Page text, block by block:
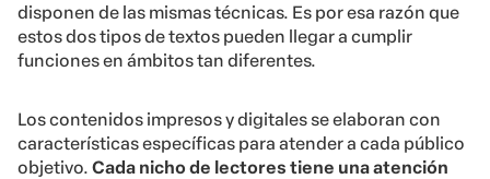
disponen de las mismas técnicas. Es por esa razón que
estos dos tipos de textos pueden llegar a cumplir
funciones en ámbitos tan diferentes.
Los contenidos impresos y digitales se elaboran con
características específicas para atender a cada público
objetivo. Cada nicho de lectores tiene una atención